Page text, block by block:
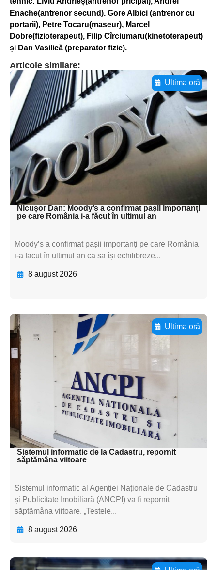
Enache(antrenor secund), Gore Albici (antrenor cu
portarii), Petre Tocaru(maseur), Marcel
Dobre(fizioterapeut), Filip Cîrciumaru(kinetoterapeut)
și Dan Vasilică (preparator fizic).
Articole similare:
Ultima oră
Adaugă aici textul pentru
subtitluAdaugă aici
textul pentru
subtitluAdaugă aici
textul pentru
subtitluAdaugă aici
textul pentru subti
Nicușor Dan: Moody’s a confirmat pașii importanți
pe care România i-a făcut în ultimul an
Moody’s a confirmat pașii importanți pe care România
i-a făcut în ultimul an ca să își echilibreze...
8 august 2026
Ultima oră
Adaugă aici textul pentru
subtitluAdaugă aici
textul pentru
subtitluAdaugă aici
textul pentru
subtitluAdaugă aici
textul pentru subti
Sistemul informatic de la Cadastru, repornit
săptămâna viitoare
Sistemul informatic al Agenției Naționale de Cadastru
și Publicitate Imobiliară (ANCPI) va fi repornit
săptămâna viitoare. „Testele...
8 august 2026